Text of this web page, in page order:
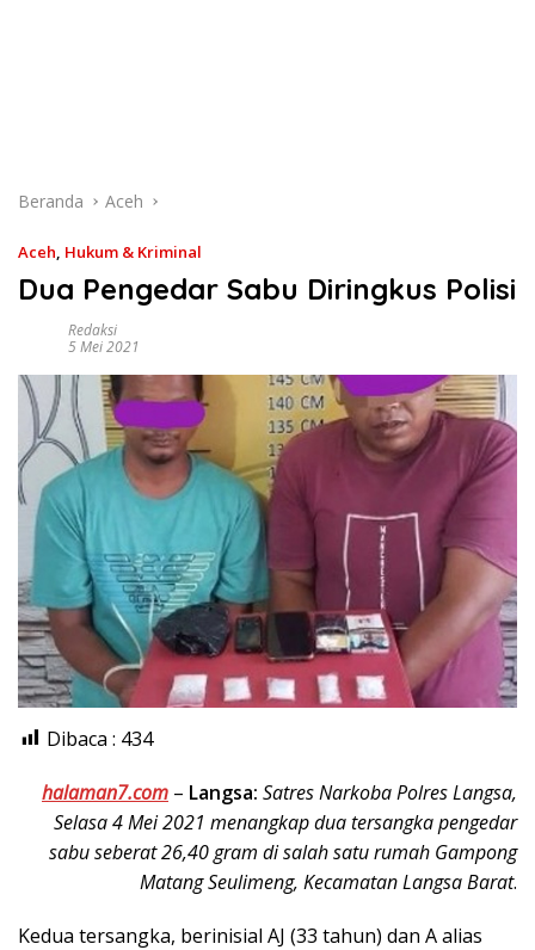
Beranda Aceh
Aceh, Hukum & Kriminal
Dua Pengedar Sabu Diringkus Polisi
Redaksi
5 Mei 2021
Dibaca : 434
halaman7.com – Langsa: Satres Narkoba Polres Langsa,
Selasa 4 Mei 2021 menangkap dua tersangka pengedar
sabu seberat 26,40 gram di salah satu rumah Gampong
Matang Seulimeng, Kecamatan Langsa Barat.
Kedua tersangka, berinisial AJ (33 tahun) dan A alias